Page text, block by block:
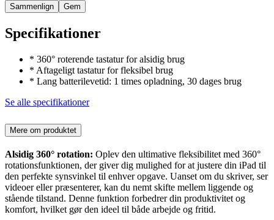
Sammenlign Gem
Specifikationer
* 360° roterende tastatur for alsidig brug
* Aftageligt tastatur for fleksibel brug
* Lang batterilevetid: 1 times opladning, 30 dages brug
Se alle specifikationer
Mere om produktet
Alsidig 360° rotation: Oplev den ultimative fleksibilitet med 360°
rotationsfunktionen, der giver dig mulighed for at justere din iPad til
den perfekte synsvinkel til enhver opgave. Uanset om du skriver, ser
videoer eller præsenterer, kan du nemt skifte mellem liggende og
stående tilstand. Denne funktion forbedrer din produktivitet og
komfort, hvilket gør den ideel til både arbejde og fritid.